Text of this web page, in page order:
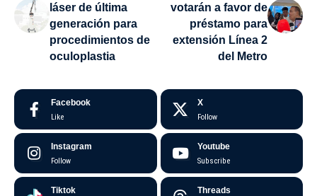
láser de última
generación para
procedimientos de
oculoplastia
votarán a favor de
préstamo para
extensión Línea 2
del Metro
Facebook
Like
X
Follow
Instagram
Follow
Youtube
Subscribe
Tiktok Threads